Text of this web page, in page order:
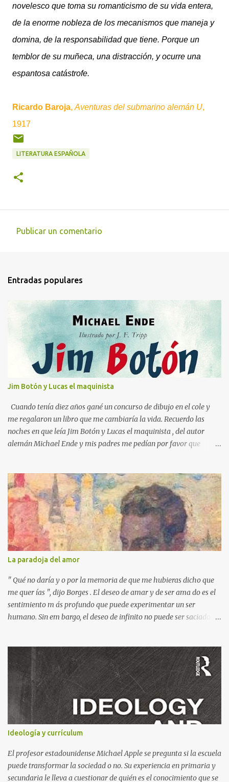
novelesco que toma su romanticismo de su vida entera,
de la enorme nobleza de los mecanismos que maneja y
domina, de la responsabilidad que tiene. Porque un
temblor de su muñeca, una distracción, y ocurre una
espantosa catástrofe.
Ricardo Baroja,Aventuras del submarino alemán U,
1917
LITERATURA ESPAÑOLA
e
s
Publicar un comentario
Entradas populares
Jim Botón y Lucas el maquinista
Cuando tenía diez años gané un concurso de dibujo en el cole y
me regalaron un libro que me cambiaría la vida. Recuerdo las
noches en que leía Jim Botón y Lucas el maquinista , del autor
alemán Michael Ende y mis padres me pedían por favor que
Y no podía dejar a Jim Botón y su amigo Lucas a las puertas de la
Ciudad de los Dragones para rescatar a la Princesa china Li Si.
Ende es un maestro capaz de crear un universo de fantasía,
poblado por seres sorprendentes y lugares extraordinarios. Desde
el "gigante-aparente" Tur Tur hasta la extraña isla flotante, cada
página de esta gran novela está impregnada de una imaginación
desbordante. Además, la obra aborda temas universales como la
amistad, la justicia y la libertad. Por ejemplo, hay un momento en
que los bonzos chinos condenan a Jim y a Lucas por no tener
documentos (en una crítica social al p...
La paradoja del amor
" Qué no daría y o por la memoria de que me hubieras dicho que
me quer ías ", dijo Borges . El deseo de amar y de ser ama do es el
sentimiento m ás profundo que puede experimentar un ser
humano. Sin em bargo, el deseo de infinito no puede ser saciado
más grande, según el poeta bohemio Rilke : Esta es la paradoja del
amor entre el hombre y la mujer: dos infinitos se encuentran con
dos límites; dos infinitamente necesitados de ser amados se
encuentran con dos frágiles y limitadas capacidades de amar. Y
sólo en el horizonte de un amor más grande no se devoran en la
pretensión, ni se resignan, sino que caminan juntos hacia una
plenitud de la cual el otro es signo. Por otra parte, cabe señalar que
en una de sus Poesías Juvenile s, pone el acento en la relación entre
las palabras y las cosas, pues a menudo reducimos las cosas en
palabras...
Ideología y currículum
El profesor estadounidense Michael Apple se pregunta si la escuela
puede transformar la sociedad o no. Su experiencia en primaria y
secundaria le lleva a cuestionar de quién es el conocimiento que se